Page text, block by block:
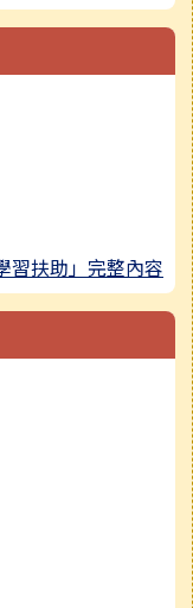
習扶助」完整內容